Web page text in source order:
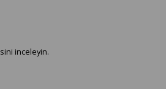
inceleyin.